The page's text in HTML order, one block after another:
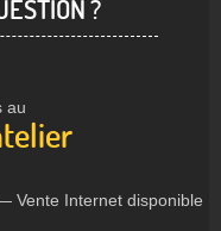
?
au
Vente Internet disponible